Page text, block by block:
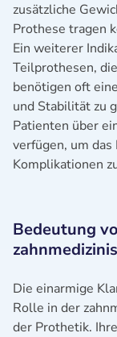
zusätzliche
Prothese tragen
Ein weiterer
Teilprothesen,
benötigen oft
und Stabilität zu
Patienten über
verfügen, um das
Komplikationen
Bedeutung
Die einarmige
Rolle in der
der Prothetik.